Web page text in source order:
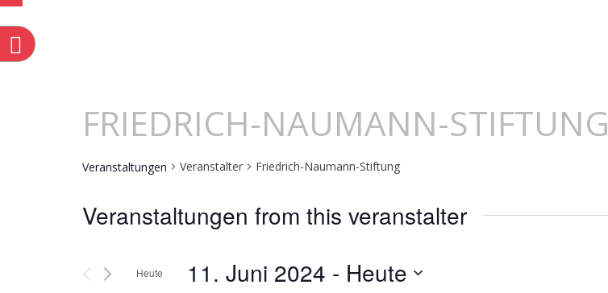
FRIEDRICH-NAUMANN-STIFTUNG
Veranstaltungen Veranstalter Friedrich-Naumann-Stiftung
Veranstaltungen from this veranstalter
Heute 11. Juni 2024 - Heute